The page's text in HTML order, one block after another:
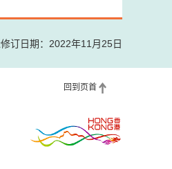
订日期：2022年11月25日
回到页首